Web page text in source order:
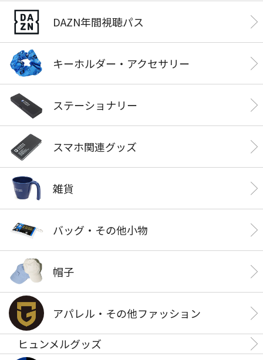
DAZN年間視聴パス
キーホルダー・アクセサリー
ステーショナリー
スマホ関連グッズ
雑貨
バッグ・その他小物
帽子
アパレル・その他ファッション
ヒュンメルグッズ